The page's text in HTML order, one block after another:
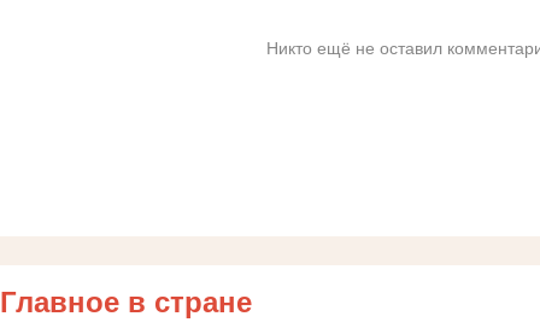
Никто ещё не оставил
Главное в стране